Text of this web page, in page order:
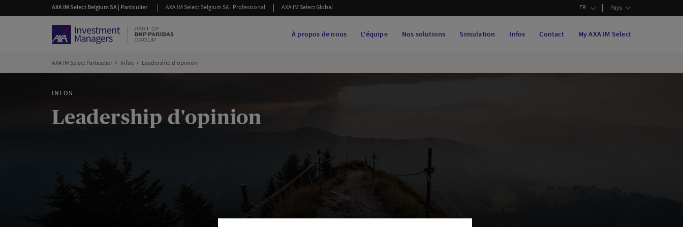
AXA IM Select Belgium SA | Particulier AXA IM Select Belgium SA | Professional AXA IM Select Global FR Pays
À propos de nous L'équipe Nos solutions Simulation Infos Contact My AXA IM Select
AXA IM Select Particulier Infos Leadership d'opinion
INFOS
Leadership d'opinion